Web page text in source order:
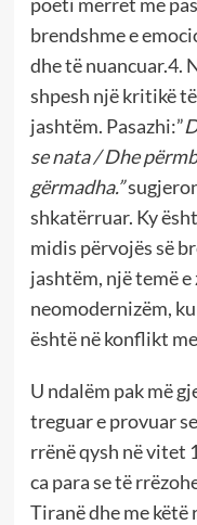
brendshme e
dhe të nuancuar.4.
shpesh një kritikë
jashtëm. Pasazhi:”
se nata / Dhe
gërmadha.”
shkatërruar. Ky
midis përvojës së
jashtëm, një temë e
neomodernizëm,
është në konflikt
U ndalëm pak më
treguar e provuar
rrënë qysh në vitet
ca para se të
Tiranë dhe me këtë